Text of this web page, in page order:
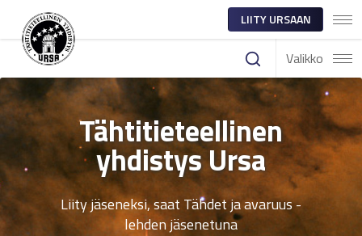
LIITY URSAAN
Valikko
Tähtitieteellinen
yhdistys Ursa
Liity jäseneksi, saat Tähdet ja avaruus -
lehden jäsenetuna